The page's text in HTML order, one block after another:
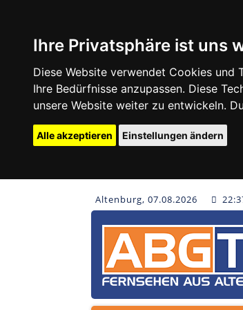
Ihre Privatsphäre ist uns
Diese Website verwendet Cookies und
Ihre Bedürfnisse anzupassen. Diese
unsere Website weiter zu entwickeln.
Alle akzeptieren Einstellungen ändern
Altenburg, 07.08.2026